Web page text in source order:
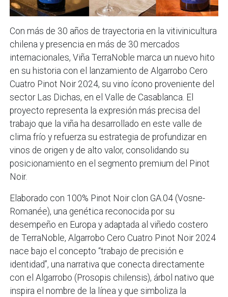
Con más de 30 años de trayectoria en la vitivinicultura
chilena y presencia en más de 30 mercados
internacionales, Viña TerraNoble marca un nuevo hito
en su historia con el lanzamiento de Algarrobo Cero
Cuatro Pinot Noir 2024, su vino ícono proveniente del
sector Las Dichas, en el Valle de Casablanca. El
proyecto representa la expresión más precisa del
trabajo que la viña ha desarrollado en este valle de
clima frío y refuerza su estrategia de profundizar en
vinos de origen y de alto valor, consolidando su
posicionamiento en el segmento premium del Pinot
Noir.
Elaborado con 100% Pinot Noir clon GA.04 (Vosne-
Romanée), una genética reconocida por su
desempeño en Europa y adaptada al viñedo costero
de TerraNoble, Algarrobo Cero Cuatro Pinot Noir 2024
nace bajo el concepto “trabajo de precisión e
identidad”, una narrativa que conecta directamente
con el Algarrobo (Prosopis chilensis), árbol nativo que
inspira el nombre de la línea y que simboliza la